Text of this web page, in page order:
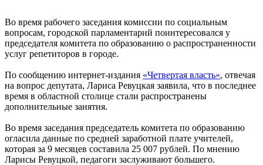
Во время рабочего заседания комиссии по социальным
вопросам, городской парламентарий поинтересовался у
председателя комитета по образованию о распространенности
услуг репетиторов в городе.
По сообщению интернет-издания «Четвертая власть», отвечая
на вопрос депутата, Лариса Ревуцкая заявила, что в последнее
время в областной столице стали распространены
дополнительные занятия.
Во время заседания председатель комитета по образованию
огласила данные по средней заработной плате учителей,
которая за 9 месяцев составила 25 007 рублей. По мнению
Ларисы Ревуцкой, педагоги заслуживают большего.